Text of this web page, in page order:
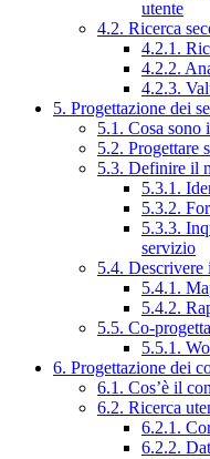
utente
4.2. Ricerca
4.2.1.
4.2.2.
4.2.3.
5. Progettazione dei
5.1. Cosa sono
5.2. Progettare
5.3. Definire il
5.3.1.
5.3.2.
5.3.3.
servizio
5.4.
5.4.1.
5.4.2.
5.5. Co-
5.5.1.
6. Progettazione dei
6.1. Cos’è il
6.2. Ricerca
6.2.1.
6.2.2.